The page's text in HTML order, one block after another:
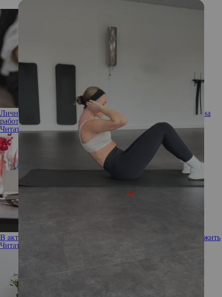
Личные границы: как научиться отстаивать свою позицию на
работе
Читать полностью
В активном поиске: как миф о предназначении не дает нам жить
Читать полностью